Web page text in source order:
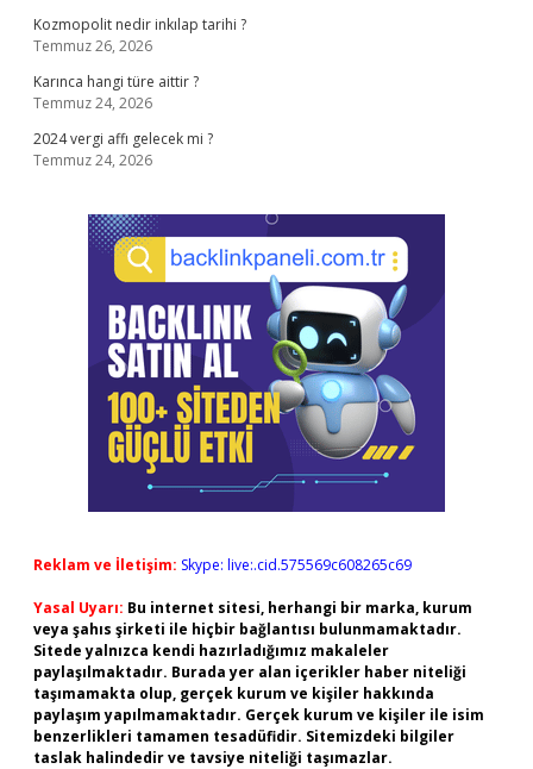
Kozmopolit nedir inkılap tarihi ?
Temmuz 26, 2026
Karınca hangi türe aittir ?
Temmuz 24, 2026
2024 vergi affı gelecek mi ?
Temmuz 24, 2026
Reklam ve İletişim: Skype: live:.cid.575569c608265c69
Yasal Uyarı: Bu internet sitesi, herhangi bir marka, kurum
veya şahıs şirketi ile hiçbir bağlantısı bulunmamaktadır.
Sitede yalnızca kendi hazırladığımız makaleler
paylaşılmaktadır. Burada yer alan içerikler haber niteliği
taşımamakta olup, gerçek kurum ve kişiler hakkında
paylaşım yapılmamaktadır. Gerçek kurum ve kişiler ile isim
benzerlikleri tamamen tesadüfidir. Sitemizdeki bilgiler
taslak halindedir ve tavsiye niteliği taşımazlar.